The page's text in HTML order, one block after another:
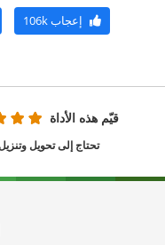
إعجاب106k
قيّم هذه الأداة
تحتاج إلى تحويل